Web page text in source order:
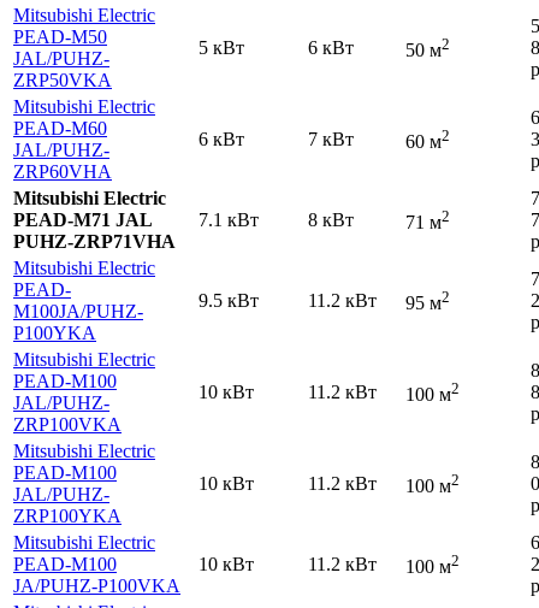
Mitsubishi Electric
PEAD-M50
JAL/PUHZ-
ZRP50VKA
5 кВт 6 кВт 50 м2
Mitsubishi Electric
PEAD-M60
JAL/PUHZ-
ZRP60VHA
6 кВт 7 кВт 60 м2
Mitsubishi Electric
PEAD-M71 JAL
PUHZ-ZRP71VHA
7.1 кВт 8 кВт 71 м2
Mitsubishi Electric
PEAD-
M100JA/PUHZ-
P100YKA
9.5 кВт 11.2 кВт 95 м2
Mitsubishi Electric
PEAD-M100
JAL/PUHZ-
ZRP100VKA
10 кВт 11.2 кВт 100 м2
Mitsubishi Electric
PEAD-M100
JAL/PUHZ-
ZRP100YKA
10 кВт 11.2 кВт 100 м2
Mitsubishi Electric
PEAD-M100
JA/PUHZ-P100VKA
10 кВт 11.2 кВт 100 м2